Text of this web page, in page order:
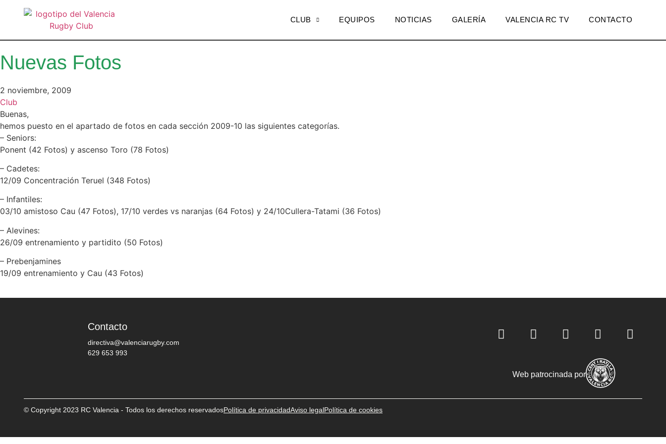
CLUB EQUIPOS NOTICIAS GALERÍA VALENCIA RC TV CONTACTO
Nuevas Fotos
2 noviembre, 2009
Club
Buenas,
hemos puesto en el apartado de fotos en cada sección 2009-10 las siguientes categorías.
– Seniors:
Ponent (42 Fotos) y ascenso Toro (78 Fotos)
– Cadetes:
12/09 Concentración Teruel (348 Fotos)
– Infantiles:
03/10 amistoso Cau (47 Fotos), 17/10 verdes vs naranjas (64 Fotos) y 24/10Cullera-Tatami (36 Fotos)
– Alevines:
26/09 entrenamiento y partidito (50 Fotos)
– Prebenjamines
19/09 entrenamiento y Cau (43 Fotos)
Contacto
directiva@valenciarugby.com
629 653 993
Web patrocinada por
© Copyright 2023 RC Valencia - Todos los derechos reservadosPolítica de privacidadAviso legalPolítica de cookies